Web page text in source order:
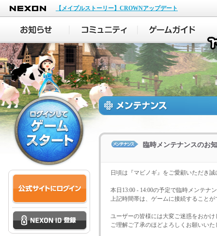
NEXON
【メイプルストーリー】CROWNアップデート
臨時メンテナンスのお
日頃は『マビノギ』をご愛顧いただき
本日13:00 - 14:00の予定で臨時メンテナ
上記時間帯は、ゲームに接続することが
ユーザーの皆様には大変ご迷惑をおかけ
ご理解ご了承のほどよろしくお願いいた